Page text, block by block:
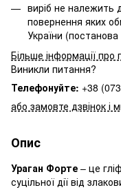
виріб не належить
повернення яких
України
Більше інформації
Виникли питання?
Телефонуйте: +38
або замовте дзвінок і
Опис
Ураган Форте – це
суцільної дії від